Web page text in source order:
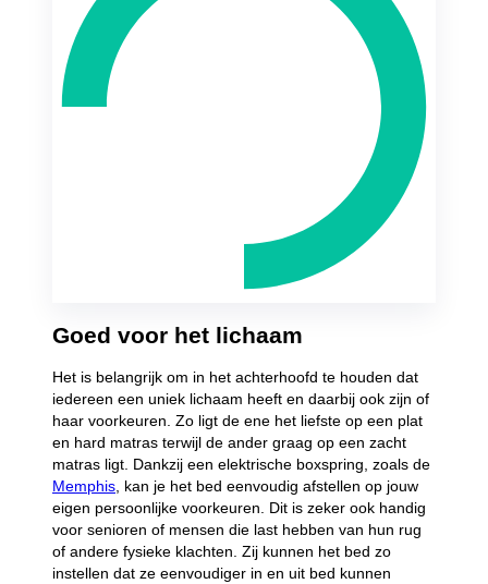
Goed voor het lichaam
Het is belangrijk om in het achterhoofd te houden dat
iedereen een uniek lichaam heeft en daarbij ook zijn of
haar voorkeuren. Zo ligt de ene het liefste op een plat
en hard matras terwijl de ander graag op een zacht
matras ligt. Dankzij een elektrische boxspring, zoals de
Memphis , kan je het bed eenvoudig afstellen op jouw
eigen persoonlijke voorkeuren. Dit is zeker ook handig
voor senioren of mensen die last hebben van hun rug
of andere fysieke klachten. Zij kunnen het bed zo
instellen dat ze eenvoudiger in en uit bed kunnen